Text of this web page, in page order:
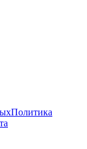
Политика